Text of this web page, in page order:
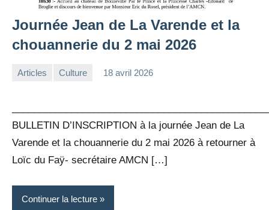
Journée Jean de La Varende et la
chouannerie du 2 mai 2026
Articles Culture 18 avril 2026
BULLETIN D’INSCRIPTION à la journée Jean de La
Varende et la chouannerie du 2 mai 2026 à retourner à
Loïc du Faÿ- secrétaire AMCN […]
Continuer la lecture